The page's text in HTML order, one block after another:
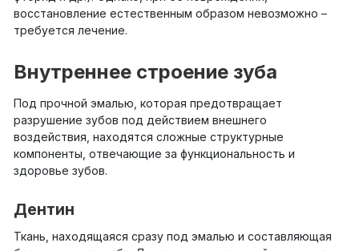
восстановление естественным образом невозможно –
требуется лечение.
Внутреннее строение зуба
Под прочной эмалью, которая предотвращает
разрушение зубов под действием внешнего
воздействия, находятся сложные структурные
компоненты, отвечающие за функциональность и
здоровье зубов.
Дентин
Ткань, находящаяся сразу под эмалью и составляющая